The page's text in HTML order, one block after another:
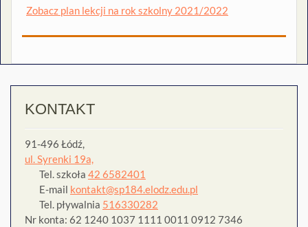
Zobacz plan lekcji na rok szkolny 2021/2022
KONTAKT
91-496 Łódź,
ul. Syrenki 19a,
Tel. szkoła 42 6582401
E-mail kontakt@sp184.elodz.edu.pl
Tel. pływalnia 516330282
Nr konta: 62 1240 1037 1111 0011 0912 7346